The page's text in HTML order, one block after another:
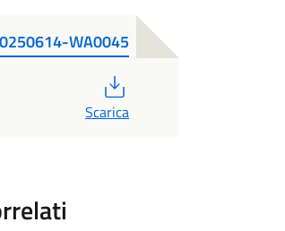
WA0045
Scarica